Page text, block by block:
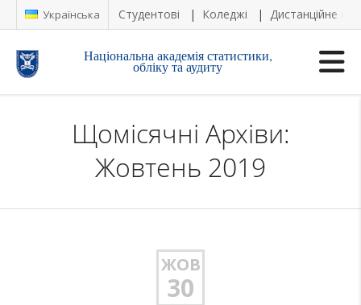
Українська Студентові Коледжі Дистанційне
Національна академія статистики,
обліку та аудиту
Щомісячні Архіви:
Жовтень 2019
ЖОВ
30